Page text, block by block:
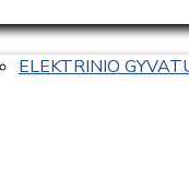
ELEKTRINIO